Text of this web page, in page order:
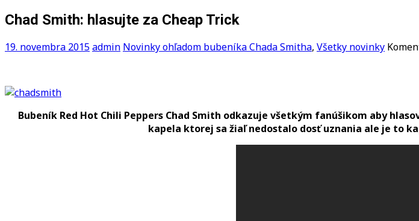
Chad Smith: hlasujte za Cheap Trick
19. novembra 2015admin Novinky ohľadom bubeníka Chada Smitha, Všetky novinky
Bubeník Red Hot Chili Peppers Chad Smith odkazuje všetkým fanúšikom aby
kapela ktorej sa žiaľ nedostalo dosť uznania ale je to